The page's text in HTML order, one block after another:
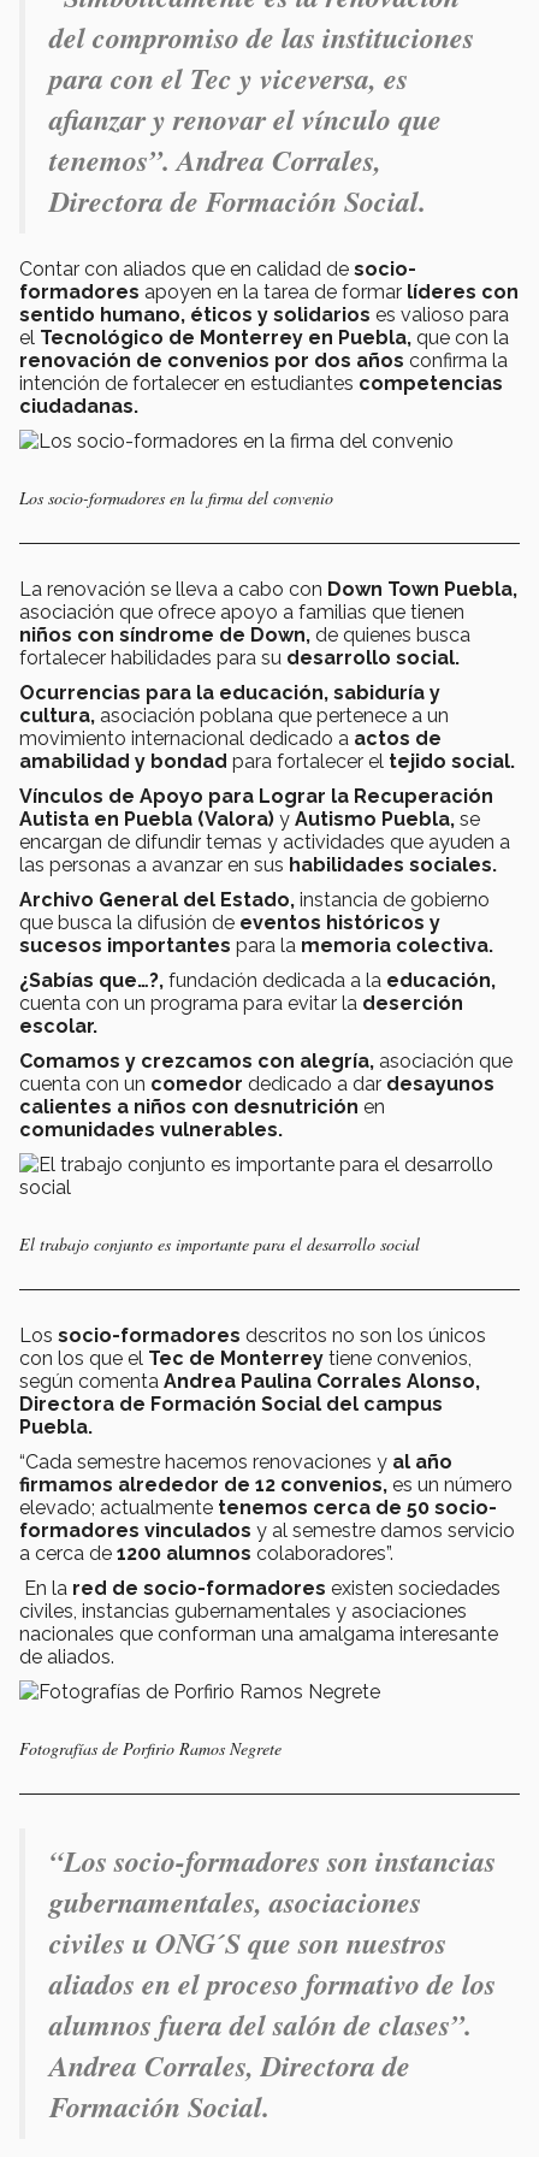
del compromiso de las instituciones
para con el Tec y viceversa, es
afianzar y renovar el vínculo que
tenemos”. Andrea Corrales,
Directora de Formación Social.
Contar con aliados que en calidad de socio-
formadores apoyen en la tarea de formar líderes con
sentido humano, éticos y solidarios es valioso para
el Tecnológico de Monterrey en Puebla, que con la
renovación de convenios por dos años confirma la
intención de fortalecer en estudiantes competencias
ciudadanas.
Los socio-formadores en la firma del convenio
La renovación se lleva a cabo con Down Town Puebla,
asociación que ofrece apoyo a familias que tienen
niños con síndrome de Down, de quienes busca
fortalecer habilidades para su desarrollo social.
Ocurrencias para la educación, sabiduría y
cultura, asociación poblana que pertenece a un
movimiento internacional dedicado a actos de
amabilidad y bondad para fortalecer el tejido social.
Vínculos de Apoyo para Lograr la Recuperación
Autista en Puebla (Valora) y Autismo Puebla, se
encargan de difundir temas y actividades que ayuden a
las personas a avanzar en sus habilidades sociales.
Archivo General del Estado, instancia de gobierno
que busca la difusión de eventos históricos y
sucesos importantes para la memoria colectiva.
¿Sabías que…?, fundación dedicada a la educación,
cuenta con un programa para evitar la deserción
escolar.
Comamos y crezcamos con alegría, asociación que
cuenta con un comedor dedicado a dar desayunos
calientes a niños con desnutrición en
comunidades vulnerables.
El trabajo conjunto es importante para el desarrollo social
Los socio-formadores descritos no son los únicos
con los que el Tec de Monterrey tiene convenios,
según comenta Andrea Paulina Corrales Alonso,
Directora de Formación Social del campus
Puebla.
“Cada semestre hacemos renovaciones y al año
firmamos alrededor de 12 convenios, es un número
elevado; actualmente tenemos cerca de 50 socio-
formadores vinculados y al semestre damos servicio
a cerca de 1200 alumnos colaboradores”.
En la red de socio-formadores existen sociedades
civiles, instancias gubernamentales y asociaciones
nacionales que conforman una amalgama interesante
de aliados.
Fotografías de Porfirio Ramos Negrete
“Los socio-formadores son instancias
gubernamentales, asociaciones
civiles u ONG´S que son nuestros
aliados en el proceso formativo de los
alumnos fuera del salón de clases”.
Andrea Corrales, Directora de
Formación Social.